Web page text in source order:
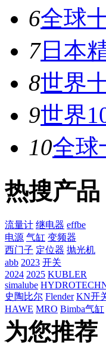
6全球
7日本
8世界
9世界
10全球
热搜产品
流量计 继电器 effbe
电源 气缸 变频器
西门子 定位器 抛光机
abb 2023 开关
2024 2025 KUBLER
simalube
史陶比尔 Flender KN开
HAWE MRO Bimba气缸
为您推荐